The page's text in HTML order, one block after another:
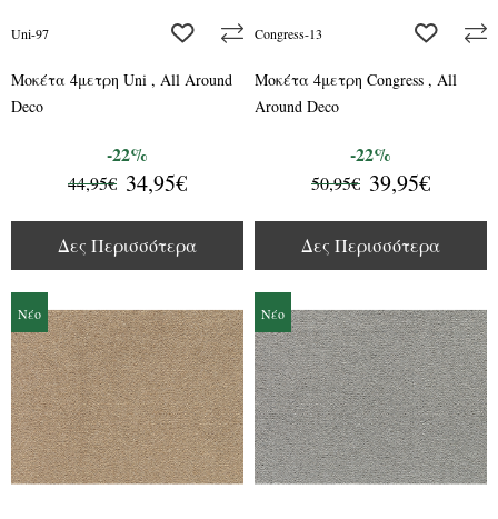
Uni-97 add to wishlist
Μοκέτα 4μετρη Uni , All Around
Deco
44,95€ 34,95€
-22%
Δες Περισσότερα
Congress-13 add to
Μοκέτα 4μετρη Congress , All
Around Deco
50,95€ 39,95€
-22%
Δες Περισσότερα
Νέο Νέο